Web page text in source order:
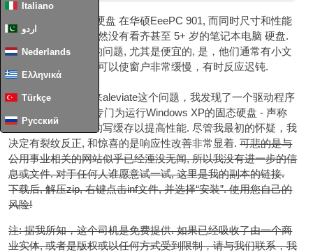
Italiano
اردو
Nederlands
Ελληνικά
Türkçe
Русский
固态硬盘 在华硕EeePC 901, 而同时尺寸和性能
均较好, 性能提升仍然没有看齐甚至 5+ 岁的笔记本电脑硬盘.
与大多数固态硬盘的问题, 尤其是便宜的, 是，他们通常有小文
件写入性能很差. 这可以使窗户非常缓慢，有时反应迟钝.
我在寻找一种方式来aleviate这个问题，我发现了一个驱动程序
调用的FlashPoint, 专门为运行Windows XP的固态硬盘 - 声称
通过创建一个更大的写缓存以提高性能. 尽管我最初的怀疑，我
决定有裂纹反正, 和惊喜的是响应性改善非常显着.可悲的是与
公用事业相关的网站似乎已经湮没无闻, 所以我没有进一步的信
息或文件. 对于任何人谁愿意试一试, 这里是我的副本的链接.
下载后, 解压zip, 右键点击inf文件, 并选择“安装”. 使用您自己的
风险!
注: 据我所知，这个司机是免费提供. 如果已经吸收了由一个商
业实体, 或者是版权或以任何方式受到限制，请与我们联系，我